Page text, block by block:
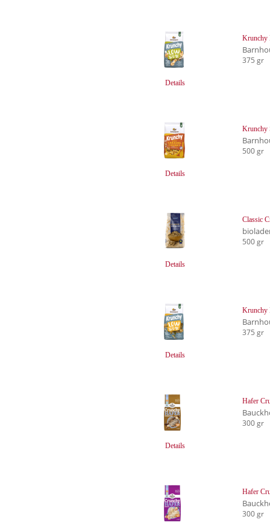
Details
Krunchy
375 gr
Details
Krunchy
500 gr
Details
Classic
500 gr
Details
Krunchy
375 gr
Details
Hafer
300 gr
Hafer
300 gr